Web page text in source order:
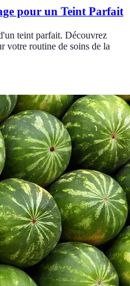
pour un Teint Parfait
teint parfait. Découvrez
votre routine de soins de la